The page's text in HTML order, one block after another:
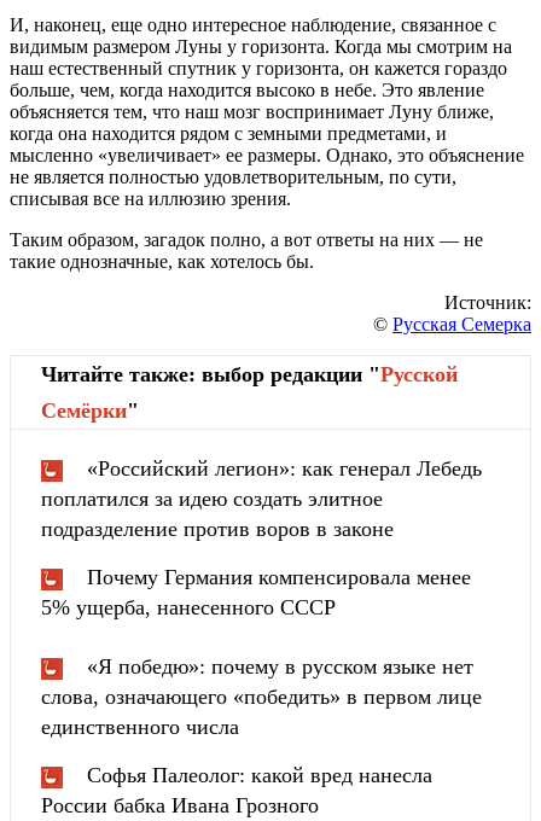
И, наконец, еще одно интересное наблюдение, связанное с
видимым размером Луны у горизонта. Когда мы смотрим на
наш естественный спутник у горизонта, он кажется гораздо
больше, чем, когда находится высоко в небе. Это явление
объясняется тем, что наш мозг воспринимает Луну ближе,
когда она находится рядом с земными предметами, и
мысленно «увеличивает» ее размеры. Однако, это объяснение
не является полностью удовлетворительным, по сути,
списывая все на иллюзию зрения.
Таким образом, загадок полно, а вот ответы на них — не
такие однозначные, как хотелось бы.
Источник:
© Русская Семерка
Читайте также: выбор редакции "Русской
Cемёрки"
«Российский легион»: как генерал Лебедь
поплатился за идею создать элитное
подразделение против воров в законе
Почему Германия компенсировала менее
5% ущерба, нанесенного СССР
«Я победю»: почему в русском языке нет
слова, означающего «победить» в первом лице
единственного числа
Софья Палеолог: какой вред нанесла
России бабка Ивана Грозного